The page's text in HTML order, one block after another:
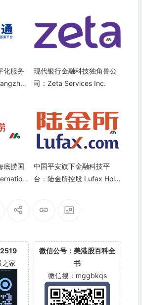
化服务
现代银行金融科技独角兽公
司：Zeta Services Inc.
底捞国
中国平安旗下金融科技平
台：陆金所控股 Lufax Holdi
之家
微信公号：美港股百科全
书
微信搜：mggbkqs